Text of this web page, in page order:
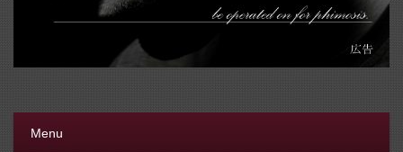
Menu